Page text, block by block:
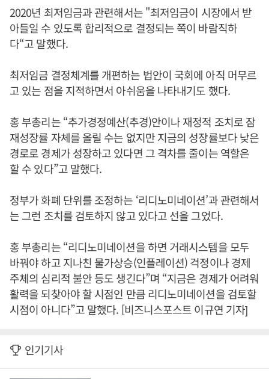
2020년 최저임금과 관련해서는 "최저임금이 시장에서 받
아들일 수 있도록 합리적으로 결정되는 쪽이 바람직하
다“고 말했다.
최저임금 결정체계를 개편하는 법안이 국회에 아직 머무르
고 있는 점을 지적하면서 아쉬움을 나타내기도 했다.
홍 부총리는 “추가경정예산(추경)안이나 재정적 조치로 잠
재성장률 자체를 올릴 수는 없지만 지금의 성장률보다 낮은
경로로 경제가 성장하고 있다면 그 격차를 줄이는 역할은
할 수 있다”고 말했다.
정부가 화폐 단위를 조정하는 ‘리디노미네이션’과 관련해서
는 그런 조치를 검토하지 않고 있다고 선을 그었다.
홍 부총리는 “리디노미네이션을 하면 거래시스템을 모두
바꿔야 하고 지나친 물가상승(인플레이션) 걱정이나 경제
주체의 심리적 불안 등도 생긴다”며 “지금은 경제가 어려워
활력을 되찾아야 할 시점인 만큼 리디노미네이션을 검토할
시점이 아니다”고 말했다. [비즈니스포스트 이규연 기자]
인기기사